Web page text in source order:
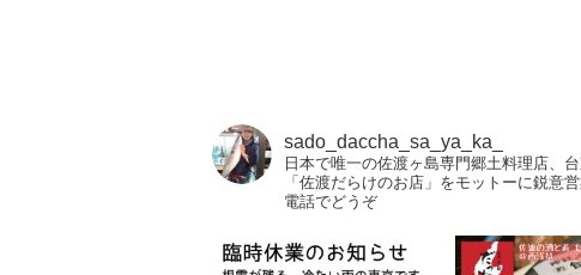
sado_daccha_sa_ya_ka_
日本で唯一の佐渡ヶ島専門郷土料理店、
「佐渡だらけのお店」をモットーに鋭意営
電話でどうぞ